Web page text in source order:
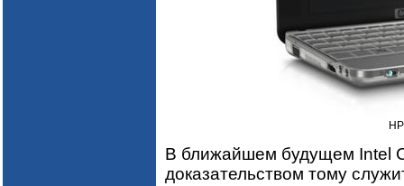
В ближайшем будущем Intel
доказательством тому